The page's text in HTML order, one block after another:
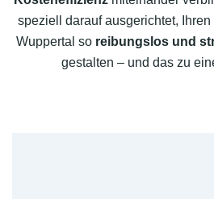
speziell darauf ausgerichtet,
Wuppertal so reibungslos und
gestalten – und das zu